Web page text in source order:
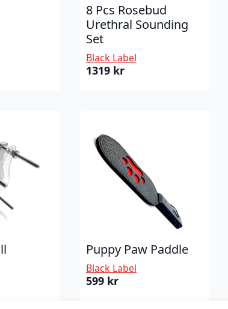
8 Pcs Rosebud
Urethral Sounding
Set
Black Label
1319 kr
Puppy Paw Paddle
Black Label
599 kr